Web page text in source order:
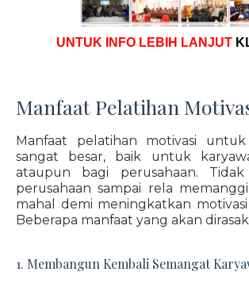
UNTUK INFO LEBIH LANJUT
Manfaat Pelatihan
Manfaat pelatihan motivasi
sangat besar, baik untuk
ataupun bagi perusahaan.
perusahaan sampai rela
mahal demi meningkatkan
Beberapa manfaat yang akan
1. Membangun Kembali Semangat